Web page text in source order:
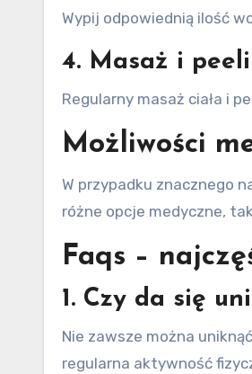
Wypij odpowiednią ilość
4. Masaż i
Regularny masaż ciała i
Możliwości
W przypadku znacznego
różne opcje medyczne,
Faqs –
1. Czy da się
Nie zawsze można
regularna aktywność